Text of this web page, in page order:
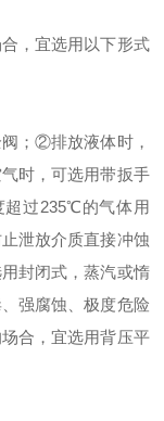
，宜选用以下形式
；②排放液体时，
时，可选用带扳手
过235℃的气体用
泄放介质直接冲蚀
封闭式，蒸汽或惰
强腐蚀、极度危险
合，宜选用背压平